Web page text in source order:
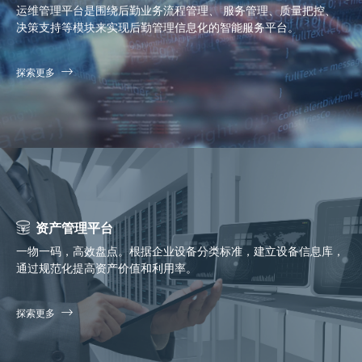
运维管理平台是围绕后勤业务流程管理、 服务管理、质量把控、
决策支持等模块来实现后勤管理信息化的智能服务平台。
探索更多
资产管理平台
一物一码，高效盘点。根据企业设备分类标准，建立设备信息库，
通过规范化提高资产价值和利用率。
探索更多